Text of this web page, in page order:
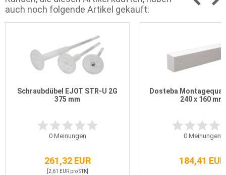
auch noch folgende Artikel gekauft:
Schraubdübel EJOT STR-U 2G
375 mm
0Meinungen
261,32 EUR
[2,61 EUR pro STK]
Dosteba
240 x 160 mm
0Meinungen
184,41 EUR